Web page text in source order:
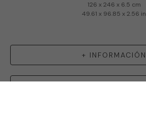
126 x 246 x 6.5 cm
49.61 x 96.85 x 2.56 in
+ INFORMACIÓN